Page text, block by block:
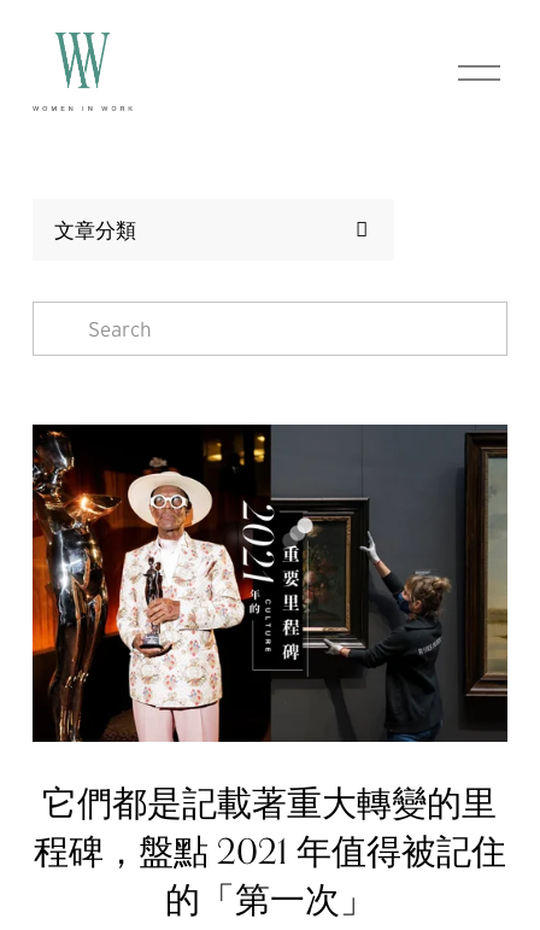
O
p
文章分類
它們都是記載著重大轉變的里
程碑，盤點 2021 年值得被記住
的「第一次」